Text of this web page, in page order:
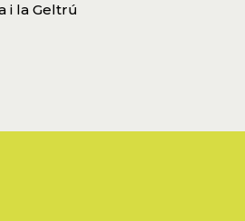
i la Geltrú